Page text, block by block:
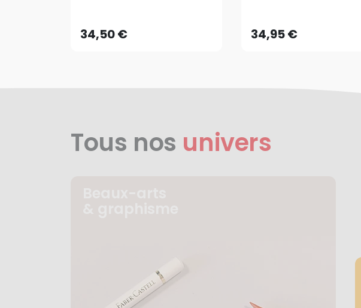
34,50 €AJOUTER AU PANIER 34,95 €AJOUTER AU PANIER
Tous nos univers